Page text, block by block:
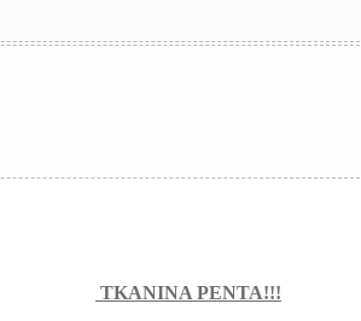
TKANINA PENTA!!!